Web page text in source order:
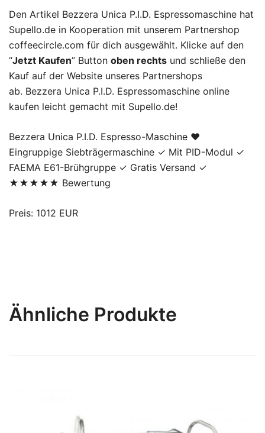
Den Artikel Bezzera Unica P.I.D. Espressomaschine hat
Supello.de in Kooperation mit unserem Partnershop
coffeecircle.com für dich ausgewählt. Klicke auf den
“Jetzt Kaufen” Button oben rechts und schließe den
Kauf auf der Website unseres Partnershops
ab. Bezzera Unica P.I.D. Espressomaschine online
kaufen leicht gemacht mit Supello.de!
Bezzera Unica P.I.D. Espresso-Maschine ♥
Eingruppige Siebträgermaschine ✓ Mit PID-Modul ✓
FAEMA E61-Brühgruppe ✓ Gratis Versand ✓
★★★★★ Bewertung
Preis: 1012 EUR
Ähnliche Produkte